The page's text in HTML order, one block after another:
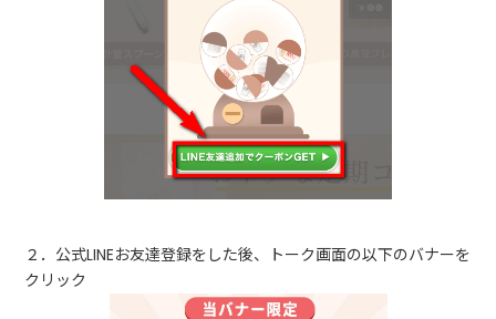
２．公式LINEお友達登録をした後、トーク画面の以下のバナーを
クリック